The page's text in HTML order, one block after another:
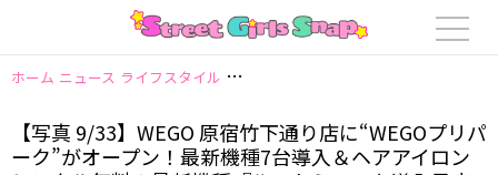
ホーム ニュース ライフスタイル 【写真 9/33】WEGO 原宿竹下通り店に
【写真 9/33】WEGO 原宿竹下通り店に“WEGOプリパ
ーク”がオープン！最新機種7台導入＆ヘアアイロン